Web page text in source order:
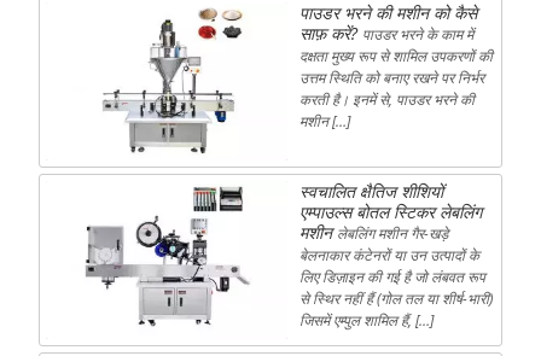
पाउडर भरने की मशीन को कैसे
साफ़ करें? पाउडर भरने के काम में
दक्षता मुख्य रूप से शामिल उपकरणों की
उत्तम स्थिति को बनाए रखने पर निर्भर
करती है। इनमें से, पाउडर भरने की
मशीन […]
स्वचालित क्षैतिज शीशियों
एम्पाउल्स बोतल स्टिकर लेबलिंग
मशीन लेबलिंग मशीन गैर-खड़े
बेलनाकार कंटेनरों या उन उत्पादों के
लिए डिज़ाइन की गई है जो लंबवत रूप
से स्थिर नहीं हैं (गोल तल या शीर्ष-भारी)
जिसमें एम्पुल शामिल हैं, […]